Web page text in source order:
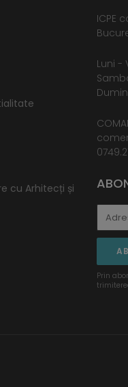
cu Arhitecți și
ICPE
Luni -
Prin